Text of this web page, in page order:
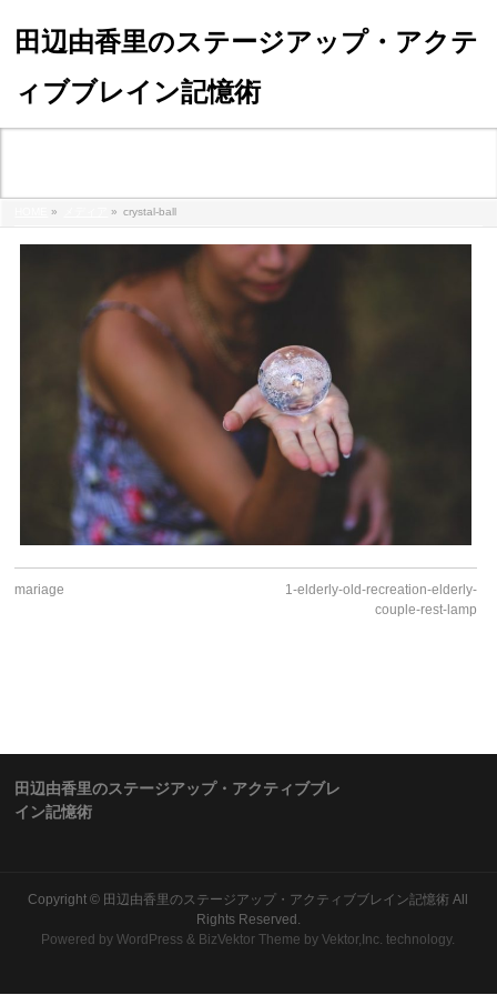
田辺由香里のステージアップ・アクテ
ィブブレイン記憶術
» » crystal-ball
mariage
1-elderly-old-recreation-elderly-
couple-rest-lamp
田辺由香里のステージアップ・アクティブブレ
イン記憶術
Copyright © 田辺由香里のステージアップ・アクティブブレイン記憶術 All
Rights Reserved.
Powered byWordPress & BizVektor Theme by Vektor,Inc. technology.